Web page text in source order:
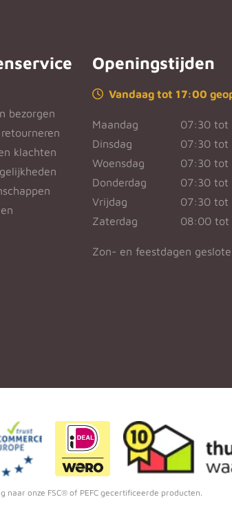
bezorgen
klachten
Openingstijden
Vandaag tot 17:00
Maandag
07:30 tot
Dinsdag
07:30 tot
Woensdag
07:30 tot
Donderdag
07:30 tot
Vrijdag
07:30 tot
Zaterdag
08:00 tot
Zon- en feestdagen
naar onze FSC® of PEFC gecertificeerde producten.